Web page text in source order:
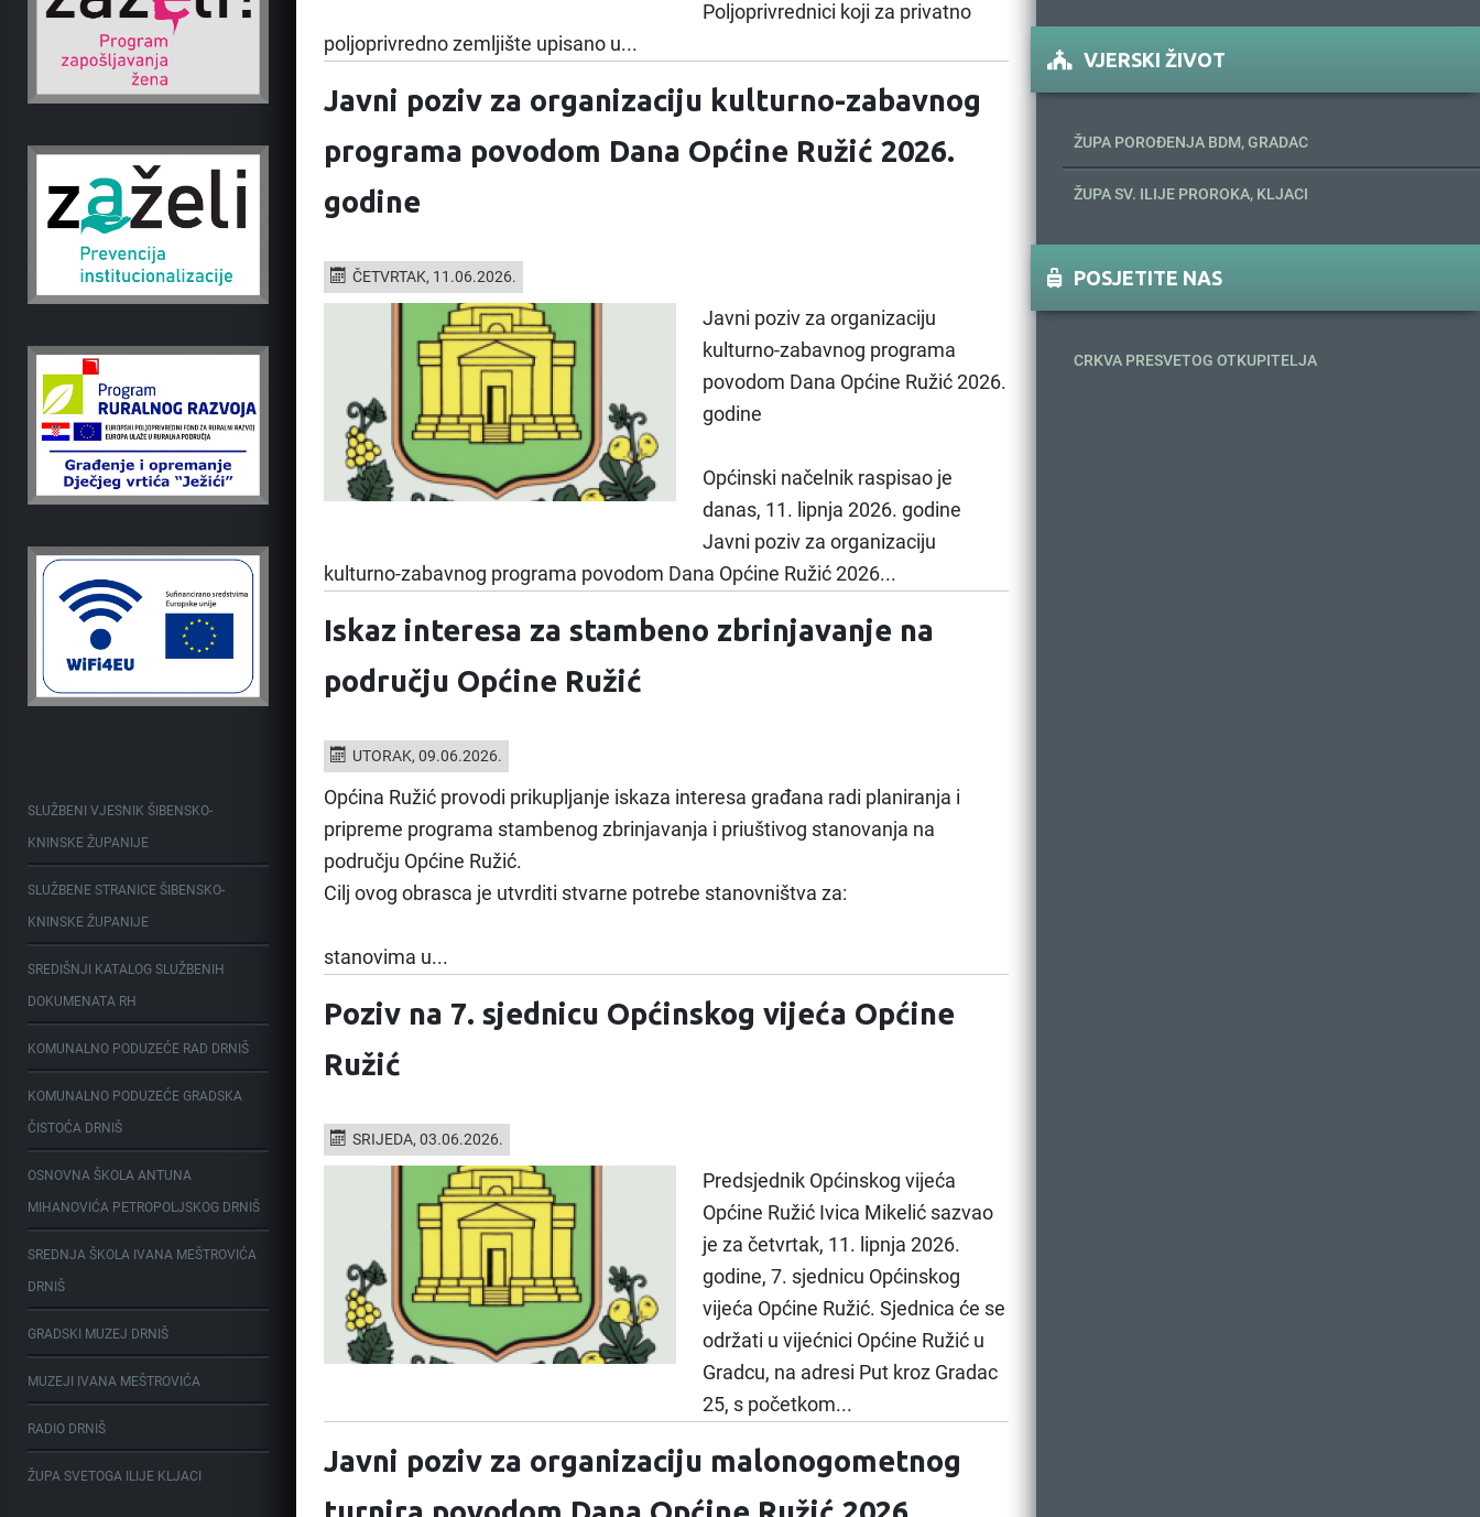
SLUŽBENI VJESNIK ŠIBENSKO-
KNINSKE ŽUPANIJE
SLUŽBENE STRANICE ŠIBENSKO-
KNINSKE ŽUPANIJE
SREDIŠNJI KATALOG SLUŽBENIH
DOKUMENATA RH
KOMUNALNO PODUZEĆE RAD DRNIŠ
KOMUNALNO PODUZEĆE GRADSKA
ČISTOĆA DRNIŠ
OSNOVNA ŠKOLA ANTUNA
MIHANOVIĆA PETROPOLJSKOG DRNIŠ
SREDNJA ŠKOLA IVANA MEŠTROVIĆA
DRNIŠ
GRADSKI MUZEJ DRNIŠ
MUZEJI IVANA MEŠTROVIĆA
RADIO DRNIŠ
ŽUPA SVETOGA ILIJE KLJACI
Poljoprivrednici koji za privatno
poljoprivredno zemljište upisano u...
Javni poziv za organizaciju kulturno-zabavnog
programa povodom Dana Općine Ružić 2026.
godine
ČETVRTAK, 11.06.2026.
Javni poziv za organizaciju
kulturno-zabavnog programa
povodom Dana Općine Ružić 2026.
godine
Općinski načelnik raspisao je
danas, 11. lipnja 2026. godine
Javni poziv za organizaciju
kulturno-zabavnog programa povodom Dana Općine Ružić 2026...
Iskaz interesa za stambeno zbrinjavanje na
području Općine Ružić
UTORAK, 09.06.2026.
Općina Ružić provodi prikupljanje iskaza interesa građana radi planiranja i
pripreme programa stambenog zbrinjavanja i priuštivog stanovanja na
području Općine Ružić.
Cilj ovog obrasca je utvrditi stvarne potrebe stanovništva za:
stanovima u...
Poziv na 7. sjednicu Općinskog vijeća Općine
Ružić
SRIJEDA, 03.06.2026.
Predsjednik Općinskog vijeća
Općine Ružić Ivica Mikelić sazvao
je za četvrtak, 11. lipnja 2026.
godine, 7. sjednicu Općinskog
vijeća Općine Ružić. Sjednica će se
održati u vijećnici Općine Ružić u
Gradcu, na adresi Put kroz Gradac
25, s početkom...
Javni poziv za organizaciju malonogometnog
VJERSKI ŽIVOT
ŽUPA POROĐENJA BDM, GRADAC
ŽUPA SV. ILIJE PROROKA, KLJACI
POSJETITE NAS
CRKVA PRESVETOG OTKUPITELJA